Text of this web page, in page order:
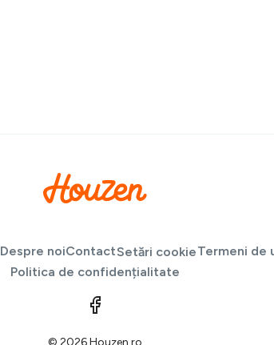
Despre noiContactSetări cookieTermeni de
Politica de confidențialitate